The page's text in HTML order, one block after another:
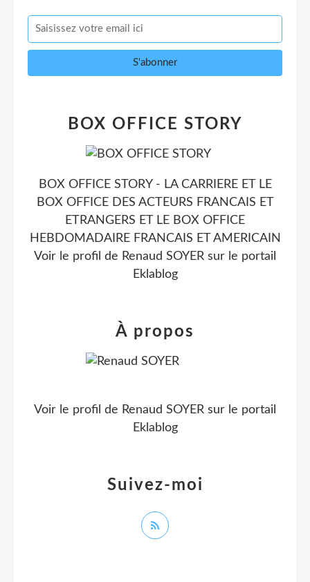
BOX OFFICE STORY
BOX OFFICE STORY - LA CARRIERE ET LE
BOX OFFICE DES ACTEURS FRANCAIS ET
ETRANGERS ET LE BOX OFFICE
HEBDOMADAIRE FRANCAIS ET AMERICAIN
Voir le profil de Renaud SOYER sur le portail
Eklablog
Suivez-moi
À propos
Voir le profil de Renaud SOYER sur le portail
Eklablog